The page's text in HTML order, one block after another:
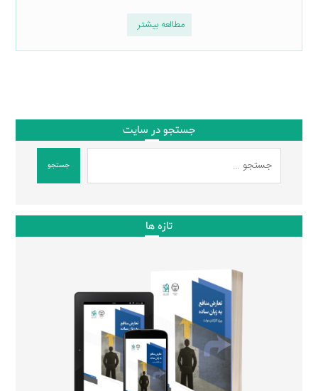
مطالعه بیشتر
جستجو در سایت
جستجو
تازه ها